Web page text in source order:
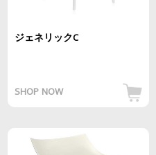
ジェネリックC
SHOP NOW